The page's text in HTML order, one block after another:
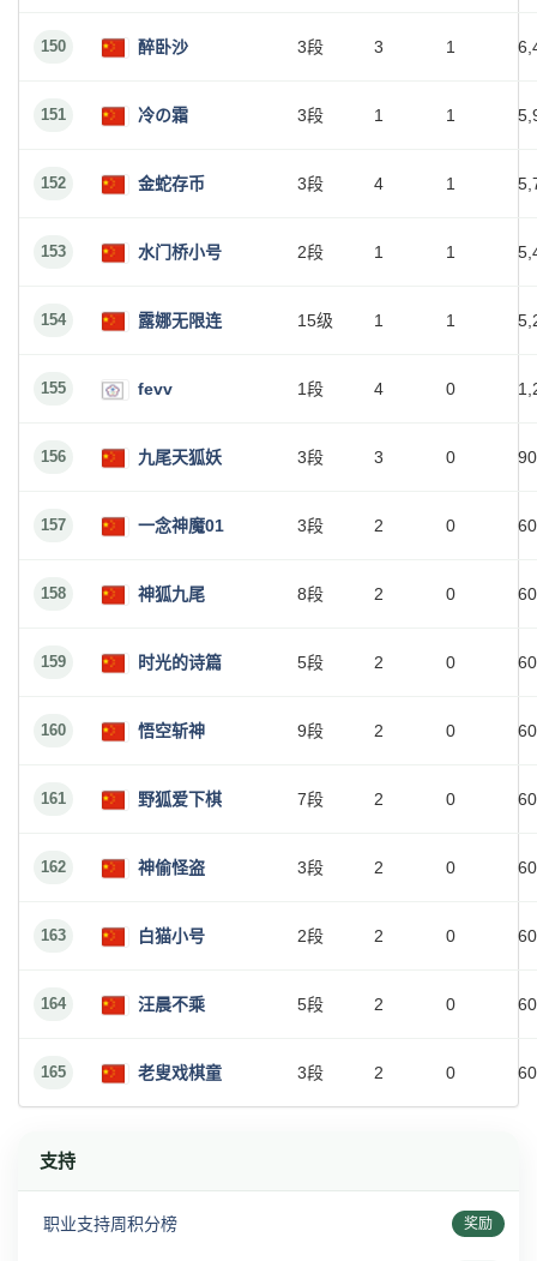
150 醉卧沙 3段 3 1
151 冷の霜 3段 1 1
152 金蛇存币 3段 4 1
153 水门桥小号 2段 1 1
154 露娜无限连 15级 1 1
155 fevv 1段 4 0
156 九尾天狐妖 3段 3 0
157 一念神魔01 3段 2 0
158 神狐九尾 8段 2 0
159 时光的诗篇 5段 2 0
160 悟空斩神 9段 2 0
161 野狐爱下棋 7段 2 0
162 神偷怪盗 3段 2 0
163 白猫小号 2段 2 0
164 汪晨不乘 5段 2 0
165 老叟戏棋童 3段 2 0
支持
职业支持周积分榜 奖励